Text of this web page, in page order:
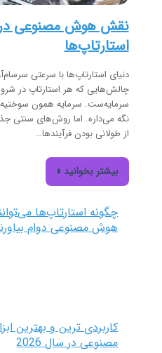
نقش هوش مصنوعی
استارتاپ‌ها
دنیای استارتاپ‌ها با سرعتی
چالش‌هایی که هر استارتاپ در
سرمایه‌ست. سرمایه همون
نگه می‌داره. اما روش‌های سنتی
از طولانی بودن فرآیندها…
بیشتر بخوانید »
چگونه استارتاپ‌ها
هوش مصنوعی دوام
کاربردی‌ ترین و بهترین
مصنوعی در سال 2026